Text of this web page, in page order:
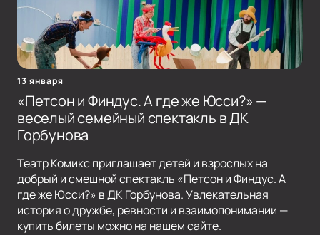
13 января
«Петсон и Финдус. А где же Юсси?» —
веселый семейный спектакль в ДК
Горбунова
Театр Комикс приглашает детей и взрослых на
добрый и смешной спектакль «Петсон и Финдус. А
где же Юсси?» в ДК Горбунова. Увлекательная
история о дружбе, ревности и взаимопонимании —
купить билеты можно на нашем сайте.